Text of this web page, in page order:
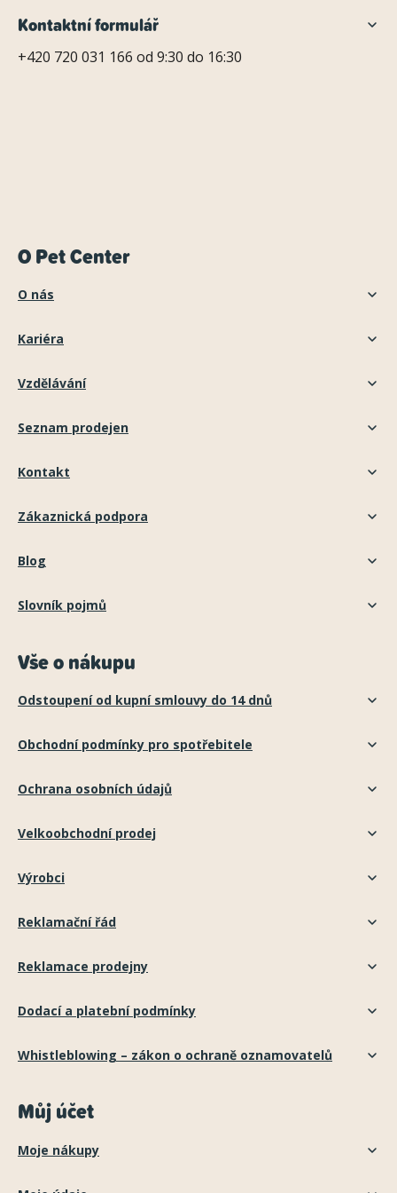
Kontaktní formulář
+420 720 031 166 od 9:30 do 16:30
O Pet Center
O nás
Kariéra
Vzdělávání
Seznam prodejen
Kontakt
Zákaznická podpora
Blog
Slovník pojmů
Vše o nákupu
Odstoupení od kupní smlouvy do 14 dnů
Obchodní podmínky pro spotřebitele
Ochrana osobních údajů
Velkoobchodní prodej
Výrobci
Reklamační řád
Reklamace prodejny
Dodací a platební podmínky
Whistleblowing – zákon o ochraně oznamovatelů
Můj účet
Moje nákupy